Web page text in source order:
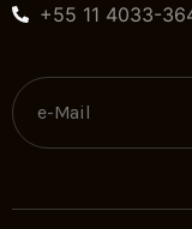
+55 11 4033-